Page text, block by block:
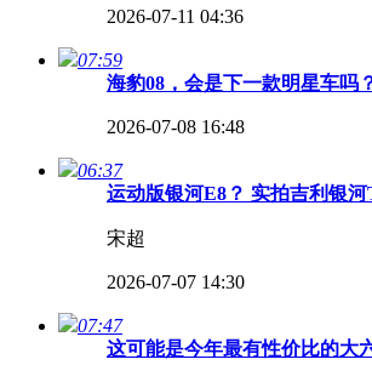
2026-07-11 04:36
07:59
海豹08，会是下一款明星车吗
2026-07-08 16:48
06:37
运动版银河E8？ 实拍吉利银
宋超
2026-07-07 14:30
07:47
这可能是今年最有性价比的大